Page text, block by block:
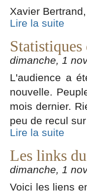
Xavier
Lire la suite
dimanche, 1
L'audience a
nouvelle.
mois dernier.
peu de recul
Lire la suite
Les links
dimanche, 1
Voici les liens